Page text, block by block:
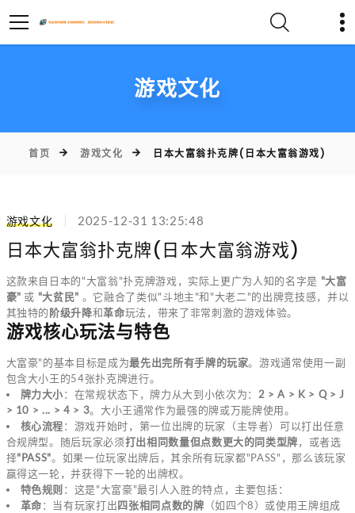
游戏文化
首页 游戏文化 日本大富翁扑克牌(日本大富翁游戏)
游戏文化 2025-12-31 13:25:48
日本大富翁扑克牌(日本大富翁游戏)
这款来自日本的"大富翁"扑克牌游戏，实际上更广为人知的名字是 "大富
豪" 或 "大贫民" 。它融合了类似"斗地主"和"大老二"的出牌竞技感，并以
其独特的阶级升降和革命玩法，带来了非常刺激的游戏体验。
游戏核心玩法与特色
大富豪"的基本目标是成为最先出完所有手牌的玩家。游戏通常使用一副
包含大小王的54张扑克牌进行。
牌力大小：在常规状态下，牌力从大到小依次为： 2 > A > K > Q > J
> 10 > ... > 4 > 3。大小王通常作为最强的牌或万能牌使用。
核心流程：游戏开始时，第一位出牌的玩家（主导者）可以打出任意
合规牌型。随后玩家必须打出相同数量但点数更大的同类型牌，或者选
择"PASS"。如果一位玩家出牌后，其余所有玩家都"PASS"，那么该玩家
赢得这一轮，并获得下一轮的出牌权。
特色规则 ：这是"大富豪"最引人入胜的特点，主要包括：
革命：当有玩家打出四张相同点数的牌 （如四个8）或使用王牌组成